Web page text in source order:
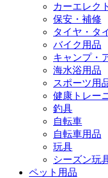
カーエレク
保安・補修
タイヤ・タ
バイク用品
キャンプ・
海水浴用品
スポーツ用
健康トレー
釣具
自転車
自転車用品
玩具
シーズン玩
ペット用品